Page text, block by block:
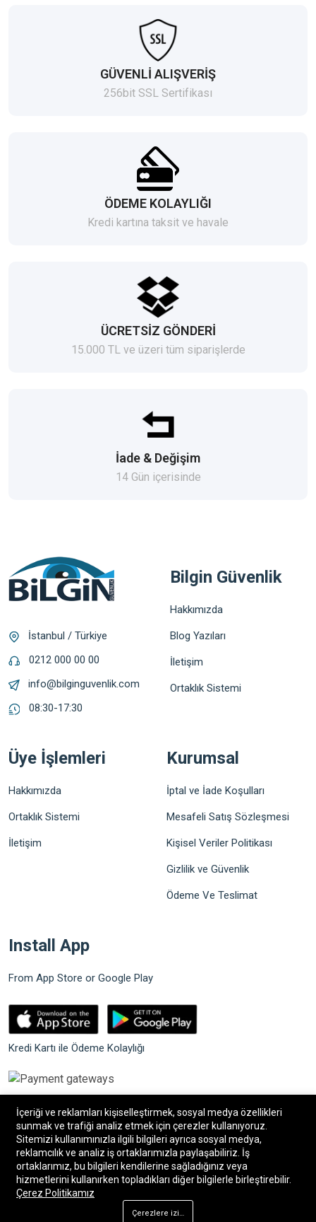
GÜVENLİ ALIŞVERİŞ
256bit SSL Sertifikası
ÖDEME KOLAYLIĞI
Kredi kartına taksit ve havale
ÜCRETSİZ GÖNDERİ
15.000 TL ve üzeri tüm siparişlerde
İade & Değişim
14 Gün içerisinde
İstanbul / Türkiye
0212 000 00 00
info@bilginguvenlik.com
08:30-17:30
Bilgin Güvenlik
Hakkımızda
Blog Yazıları
İletişim
Ortaklık Sistemi
Üye İşlemleri
Hakkımızda
Ortaklık Sistemi
İletişim
Kurumsal
İptal ve İade Koşulları
Mesafeli Satış Sözleşmesi
Kişisel Veriler Politikası
Gizlilik ve Güvenlik
Ödeme Ve Teslimat
Install App
From App Store or Google Play
Kredi Kartı ile Ödeme Kolaylığı
©2026 Bilgin Güvenlik Sistemleri. Tüm hakları saklıdır.
Bilişim34®|
hazırlanmıştır.
İçeriği ve reklamları kişiselleştirmek, sosyal medya özellikleri
sunmak ve trafiği analiz etmek için çerezler kullanıyoruz.
Sitemizi kullanımınızla ilgili bilgileri ayrıca sosyal medya,
reklamcılık ve analiz iş ortaklarımızla paylaşabiliriz. İş
ortaklarımız, bu bilgileri kendilerine sağladığınız veya
hizmetlerini kullanırken topladıkları diğer bilgilerle birleştirebilir.
Çerez Politikamız
Çerezlere izin ver